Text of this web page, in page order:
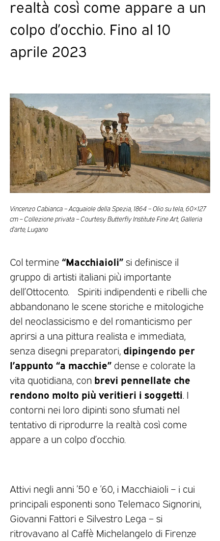
realtà così come appare a un
colpo d’occhio. Fino al 10
aprile 2023
Vincenzo Cabianca – Acquaiole della Spezia, 1864 – Olio su tela, 60×127
cm – Collezione privata – Courtesy Butterfly Institute Fine Art, Galleria
d’arte, Lugano
Col termine “Macchiaioli” si definisce il
gruppo di artisti italiani più importante
dell’Ottocento. Spiriti indipendenti e ribelli che
abbandonano le scene storiche e mitologiche
del neoclassicismo e del romanticismo per
aprirsi a una pittura realista e immediata,
senza disegni preparatori, dipingendo per
l’appunto “a macchie” dense e colorate la
vita quotidiana, con brevi pennellate che
rendono molto più veritieri i soggetti . I
contorni nei loro dipinti sono sfumati nel
tentativo di riprodurre la realtà così come
appare a un colpo d’occhio.
Attivi negli anni ’50 e ’60, i Macchiaioli – i cui
principali esponenti sono Telemaco Signorini,
Giovanni Fattori e Silvestro Lega – si
ritrovavano al Caffè Michelangelo di Firenze